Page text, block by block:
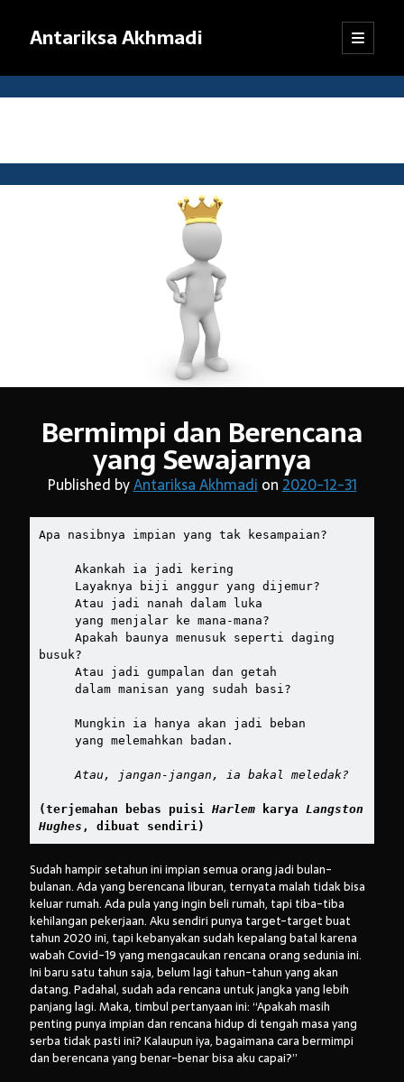
Antariksa Akhmadi
open
primary
Sidebar
Librarian, information junkie, and perpetual dilettante. Likes anything
Blog ini adalah kumpulan tulisan yang dibuat oleh saya semenjak
SMP kelas VIII (sekarang saya sudah bekerja). Dari mula-mula menulis
blog hingga sekarang, pendapat dan pemikiran saya sudah jauh
berubah. Oleh karena itu, mohon kebijaksanaan pembaca dalam
menanggapi tulisan-tulisan yang sudah lama.
Jika ada komentar yang tidak termuat, kemungkinan besar
tanggapan itu tersangkut sistemanti-spam
Arsip:
Categories
Bermimpi dan Berencana
yang Sewajarnya
Published byAntariksa Akhmadi on 2020-12-31
Apa nasibnya impian yang tak kesampaian?
     Akankah ia jadi kering
     Layaknya biji anggur yang dijemur?
     Atau jadi nanah dalam luka
     yang menjalar ke mana-mana?
busuk?
     Atau jadi gumpalan dan getah
     dalam manisan yang sudah basi?
     Mungkin ia hanya akan jadi beban
     yang melemahkan badan.
Atau, jangan-jangan, ia bakal meledak?
(terjemahan bebas puisi Harlem karya Langston
Hughes , dibuat sendiri)
Sudah hampir setahun ini impian semua orang jadi bulan-
bulanan. Ada yang berencana liburan, ternyata malah tidak bisa
keluar rumah. Ada pula yang ingin beli rumah, tapi tiba-tiba
kehilangan pekerjaan. Aku sendiri punya target-target buat
tahun 2020 ini, tapi kebanyakan sudah kepalang batal karena
wabah Covid-19 yang mengacaukan rencana orang sedunia ini.
Ini baru satu tahun saja, belum lagi tahun-tahun yang akan
datang. Padahal, sudah ada rencana untuk jangka yang lebih
panjang lagi. Maka, timbul pertanyaan ini: “Apakah masih
penting punya impian dan rencana hidup di tengah masa yang
serba tidak pasti ini? Kalaupun iya, bagaimana cara bermimpi
dan berencana yang benar-benar bisa aku capai?”